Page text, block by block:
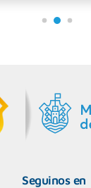
Seguinos en